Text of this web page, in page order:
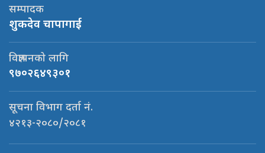
सम्पादक
शुकदेव चापागाई
विज्ञापनको लागि
९७०२६४९३०१
सूचना विभाग दर्ता नं.
४२१३-२०८०/२०८१